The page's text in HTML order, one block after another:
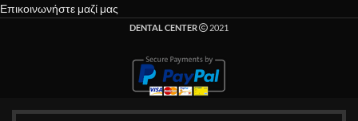
Επικοινωνήστε μαζί μας
DENTAL CENTER 2021